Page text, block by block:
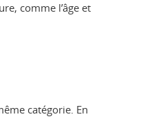
comme l’âge et
catégorie. En